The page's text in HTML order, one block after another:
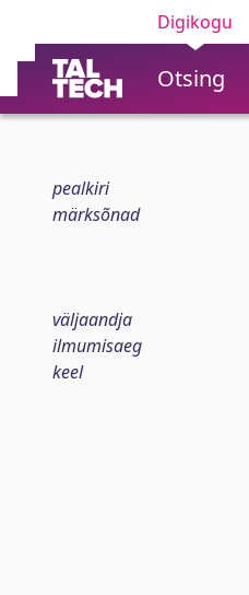
Digikogu
Otsing
pealkiri
märksõnad
väljaandja
ilmumisaeg
keel